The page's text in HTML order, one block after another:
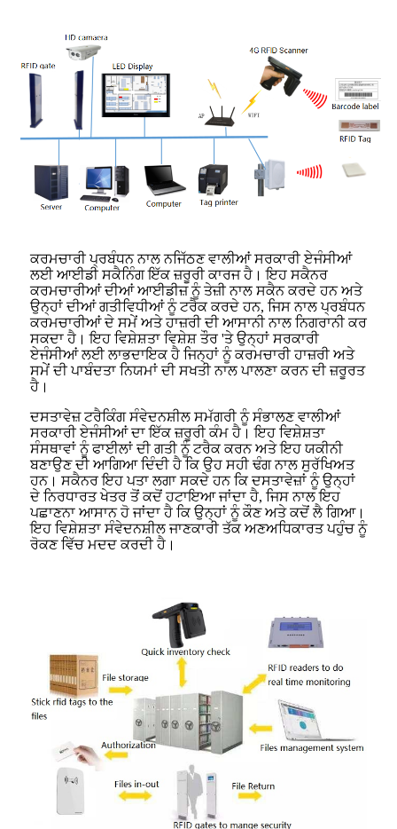
ਕਰਮਚਾਰੀ ਪ੍ਰਬੰਧਨ ਨਾਲ ਨਜਿੱਠਣ ਵਾਲੀਆਂ ਸਰਕਾਰੀ ਏਜੰਸੀਆਂ
ਲਈ ਆਈਡੀ ਸਕੈਨਿੰਗ ਇੱਕ ਜ਼ਰੂਰੀ ਕਾਰਜ ਹੈ। ਇਹ ਸਕੈਨਰ
ਕਰਮਚਾਰੀਆਂ ਦੀਆਂ ਆਈਡੀਜ਼ ਨੂੰ ਤੇਜ਼ੀ ਨਾਲ ਸਕੈਨ ਕਰਦੇ ਹਨ ਅਤੇ
ਉਨ੍ਹਾਂ ਦੀਆਂ ਗਤੀਵਿਧੀਆਂ ਨੂੰ ਟਰੈਕ ਕਰਦੇ ਹਨ, ਜਿਸ ਨਾਲ ਪ੍ਰਬੰਧਨ
ਕਰਮਚਾਰੀਆਂ ਦੇ ਸਮੇਂ ਅਤੇ ਹਾਜ਼ਰੀ ਦੀ ਆਸਾਨੀ ਨਾਲ ਨਿਗਰਾਨੀ ਕਰ
ਸਕਦਾ ਹੈ। ਇਹ ਵਿਸ਼ੇਸ਼ਤਾ ਵਿਸ਼ੇਸ਼ ਤੌਰ 'ਤੇ ਉਨ੍ਹਾਂ ਸਰਕਾਰੀ
ਏਜੰਸੀਆਂ ਲਈ ਲਾਭਦਾਇਕ ਹੈ ਜਿਨ੍ਹਾਂ ਨੂੰ ਕਰਮਚਾਰੀ ਹਾਜ਼ਰੀ ਅਤੇ
ਸਮੇਂ ਦੀ ਪਾਬੰਦਤਾ ਨਿਯਮਾਂ ਦੀ ਸਖਤੀ ਨਾਲ ਪਾਲਣਾ ਕਰਨ ਦੀ ਜ਼ਰੂਰਤ
ਹੈ।
ਦਸਤਾਵੇਜ਼ ਟਰੈਕਿੰਗ ਸੰਵੇਦਨਸ਼ੀਲ ਸਮੱਗਰੀ ਨੂੰ ਸੰਭਾਲਣ ਵਾਲੀਆਂ
ਸਰਕਾਰੀ ਏਜੰਸੀਆਂ ਦਾ ਇੱਕ ਜ਼ਰੂਰੀ ਕੰਮ ਹੈ। ਇਹ ਵਿਸ਼ੇਸ਼ਤਾ
ਸੰਸਥਾਵਾਂ ਨੂੰ ਫਾਈਲਾਂ ਦੀ ਗਤੀ ਨੂੰ ਟਰੈਕ ਕਰਨ ਅਤੇ ਇਹ ਯਕੀਨੀ
ਬਣਾਉਣ ਦੀ ਆਗਿਆ ਦਿੰਦੀ ਹੈ ਕਿ ਉਹ ਸਹੀ ਢੰਗ ਨਾਲ ਸੁਰੱਖਿਅਤ
ਹਨ। ਸਕੈਨਰ ਇਹ ਪਤਾ ਲਗਾ ਸਕਦੇ ਹਨ ਕਿ ਦਸਤਾਵੇਜ਼ਾਂ ਨੂੰ ਉਨ੍ਹਾਂ
ਦੇ ਨਿਰਧਾਰਤ ਖੇਤਰ ਤੋਂ ਕਦੋਂ ਹਟਾਇਆ ਜਾਂਦਾ ਹੈ, ਜਿਸ ਨਾਲ ਇਹ
ਪਛਾਣਨਾ ਆਸਾਨ ਹੋ ਜਾਂਦਾ ਹੈ ਕਿ ਉਨ੍ਹਾਂ ਨੂੰ ਕੌਣ ਅਤੇ ਕਦੋਂ ਲੈ ਗਿਆ।
ਇਹ ਵਿਸ਼ੇਸ਼ਤਾ ਸੰਵੇਦਨਸ਼ੀਲ ਜਾਣਕਾਰੀ ਤੱਕ ਅਣਅਧਿਕਾਰਤ ਪਹੁੰਚ ਨੂੰ
ਰੋਕਣ ਵਿੱਚ ਮਦਦ ਕਰਦੀ ਹੈ।